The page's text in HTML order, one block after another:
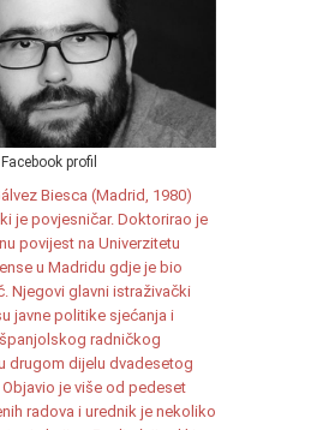
profil
Biesca (Madrid, 1980)
je povjesničar. Doktorirao je
povijest na Univerzitetu
u Madridu gdje je bio
Njegovi glavni istraživački
javne politike sjećanja i
radničkog
drugom dijelu dvadesetog
je više od pedeset
radova i urednik je nekoliko